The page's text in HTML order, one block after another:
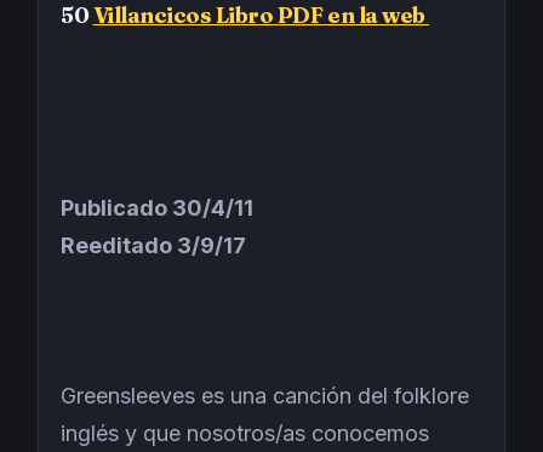
50Villancicos Libro PDF en la web
Publicado 30/4/11
Reeditado 3/9/17
Greensleeves es una canción del folklore
inglés y que nosotros/as conocemos